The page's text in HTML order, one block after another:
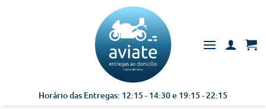
Horário das Entregas: 12:15 - 14:30 e 19:15 - 22:15